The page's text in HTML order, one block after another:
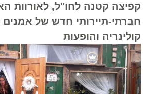
קפיצה קטנה לחו"ל, לאורוות
חברתי-תיירותי חדש של אמנים
קולינריה והופעות